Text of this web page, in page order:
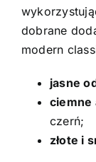
dobrane
modern
jasne
ciemne
czerń;
złote i